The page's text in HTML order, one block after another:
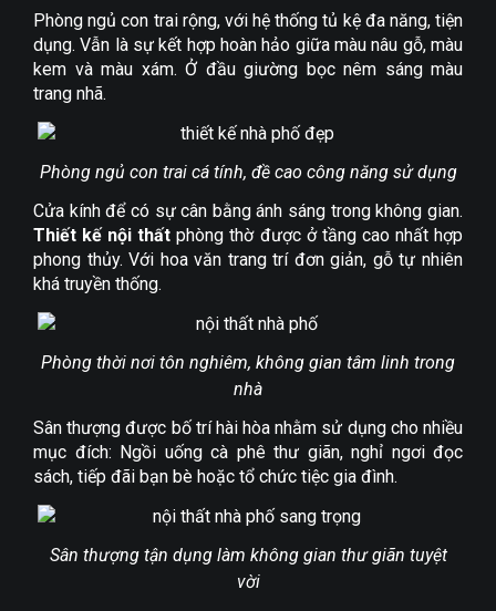
Phòng ngủ con trai rộng, với hệ thống tủ kệ đa năng, tiện
dụng. Vẫn là sự kết hợp hoàn hảo giữa màu nâu gỗ, màu
kem và màu xám. Ở đầu giường bọc nêm sáng màu
trang nhã.
Phòng ngủ con trai cá tính, đề cao công năng sử dụng
Cửa kính để có sự cân bằng ánh sáng trong không gian.
Thiết kế nội thất phòng thờ được ở tầng cao nhất hợp
phong thủy. Với hoa văn trang trí đơn giản, gỗ tự nhiên
khá truyền thống.
Phòng thời nơi tôn nghiêm, không gian tâm linh trong
nhà
Sân thượng được bố trí hài hòa nhằm sử dụng cho nhiều
mục đích: Ngồi uống cà phê thư giãn, nghỉ ngơi đọc
sách, tiếp đãi bạn bè hoặc tổ chức tiệc gia đình.
Sân thượng tận dụng làm không gian thư giãn tuyệt
vời